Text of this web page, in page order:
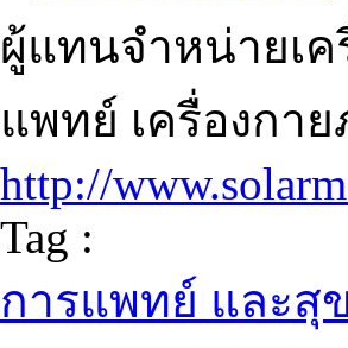
ผู้แทนจำหน่ายเ
แพทย์ เครื่องกา
http://
Tag :
การแพทย์ และสุ